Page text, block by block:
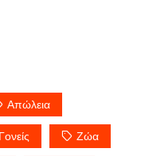
Απώλεια
Γονείς Ζώα